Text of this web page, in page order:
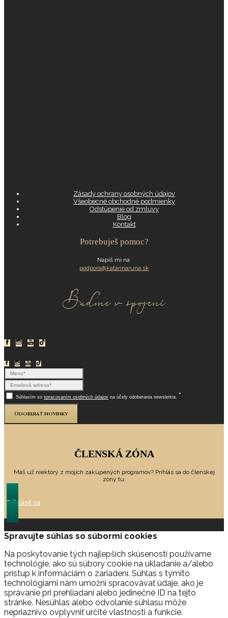
Zásady ochrany osobných údajov
Všeobecné obchodné podmienky
Odstúpenie od zmluvy
Blog
Kontakt
Potrebuješ pomoc?
Napíš mi na
podpora@katarinaruna.sk
Buďme v spojení
Súhlasím so spracovaním osobných údajov na účely odoberania newslettra. *
Odoberať novinky
ČLENSKÁ ZÓNA
Máš už niektorý z mojich zakúpených programov? Prihlás sa do členskej
zóny tu:
Prihlásiť sa
Spravujte súhlas so súbormi cookies
Na poskytovanie tých najlepších skúseností používame
technológie, ako sú súbory cookie na ukladanie a/alebo
prístup k informáciám o zariadení. Súhlas s týmito
technológiami nám umožní spracovávať údaje, ako je
správanie pri prehliadaní alebo jedinečné ID na tejto
stránke. Nesúhlas alebo odvolanie súhlasu môže
nepriaznivo ovplyvniť určité vlastnosti a funkcie.